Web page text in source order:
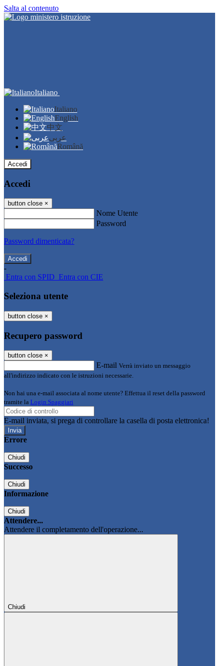
Salta al contenuto
Italiano
Italiano
English
中文
عربى
Română
Accedi
Accedi
button close ×
Nome Utente
Password
Password dimenticata?
-
Entra con SPID Entra con CIE
Seleziona utente
button close ×
Recupero password
button close ×
E-mail Verrà inviato un messaggio
all'indirizzo indicato con le istruzioni necessarie.
Non hai una e-mail associata al nome utente? Effettua il reset della password
tramite la Login Spaggiari
E-mail inviata, si prega di controllare la casella di posta elettronica!
Errore
Chiudi
Successo
Chiudi
Informazione
Chiudi
Attendere...
Attendere il completamento dell'operazione...
Chiudi